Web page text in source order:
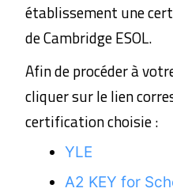
établissement une
de Cambridge ESOL.
Afin de procéder à
cliquer sur le lien
certification choisie :
YLE
A2 KEY for